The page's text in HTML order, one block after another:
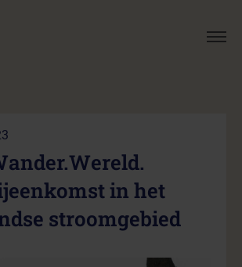
in het
stroomgebied